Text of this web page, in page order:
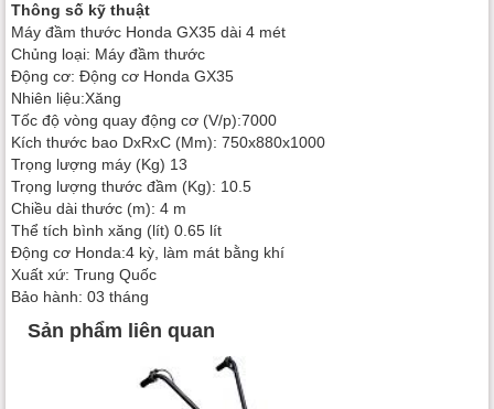
Thông số kỹ thuật
Máy đầm thước Honda GX35 dài 4 mét
Chủng loại: Máy đầm thước
Động cơ: Động cơ Honda GX35
Nhiên liệu:Xăng
Tốc độ vòng quay động cơ (V/p):7000
Kích thước bao DxRxC (Mm): 750x880x1000
Trọng lượng máy (Kg) 13
Trọng lượng thước đầm (Kg): 10.5
Chiều dài thước (m): 4 m
Thể tích bình xăng (lít) 0.65 lít
Động cơ Honda:4 kỳ, làm mát bằng khí
Xuất xứ: Trung Quốc
Bảo hành: 03 tháng
Sản phẩm liên quan